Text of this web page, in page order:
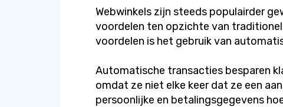
Webwinkels zijn steeds populairder
voordelen ten opzichte van
voordelen is het gebruik van
Automatische transacties besparen
omdat ze niet elke keer dat ze een
persoonlijke en betalingsgegevens